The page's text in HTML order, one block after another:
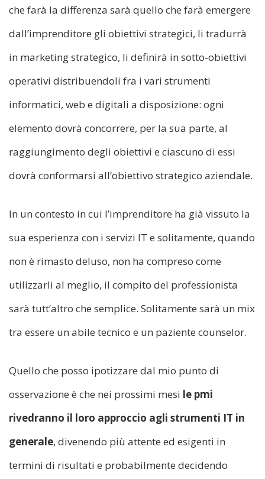
che farà la differenza sarà quello che farà emergere
dall’imprenditore gli obiettivi strategici, li tradurrà
in marketing strategico, li definirà in sotto-obiettivi
operativi distribuendoli fra i vari strumenti
informatici, web e digitali a disposizione: ogni
elemento dovrà concorrere, per la sua parte, al
raggiungimento degli obiettivi e ciascuno di essi
dovrà conformarsi all’obiettivo strategico aziendale.
In un contesto in cui l’imprenditore ha già vissuto la
sua esperienza con i servizi IT e solitamente, quando
non è rimasto deluso, non ha compreso come
utilizzarli al meglio, il compito del professionista
sarà tutt’altro che semplice. Solitamente sarà un mix
tra essere un abile tecnico e un paziente counselor.
Quello che posso ipotizzare dal mio punto di
osservazione è che nei prossimi mesi le pmi
rivedranno il loro approccio agli strumenti IT in
generale, divenendo più attente ed esigenti in
termini di risultati e probabilmente decidendo